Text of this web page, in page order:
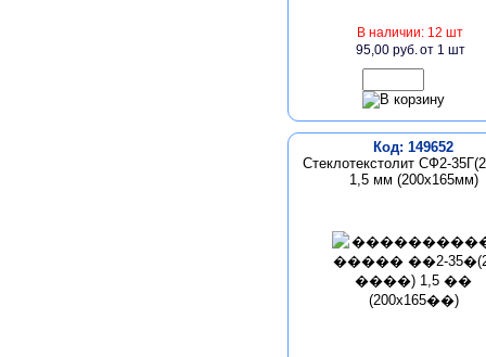
В наличии: 12 шт
95,00 руб.от 1 шт
Код: 149652
Стеклотекстолит СФ2-
1,5 мм (200x165мм)